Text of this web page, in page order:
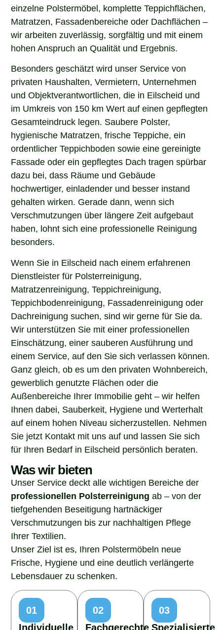
einzelne Polstermöbel, komplette Teppichflächen,
Matratzen, Fassadenbereiche oder Dachflächen –
wir arbeiten zuverlässig, sorgfältig und mit einem
hohen Anspruch an Qualität und Ergebnis.
Besonders geschätzt wird unser Service von
privaten Haushalten, Vermietern, Unternehmen
und Objektverantwortlichen, die in Eilscheid und
im Umkreis von 150 km Wert auf einen gepflegten
Gesamteindruck legen. Saubere Polster,
hygienische Matratzen, frische Teppiche, ein
ordentlicher Teppichboden sowie eine gereinigte
Fassade oder ein gepflegtes Dach tragen spürbar
dazu bei, dass Räume und Gebäude
hochwertiger, einladender und besser instand
gehalten wirken. Gerade dann, wenn sich
Verschmutzungen über längere Zeit aufgebaut
haben, lohnt sich eine professionelle Reinigung
besonders.
Wenn Sie in Eilscheid nach einem erfahrenen
Dienstleister für Polsterreinigung,
Matratzenreinigung, Teppichreinigung,
Teppichbodenreinigung, Fassadenreinigung oder
Dachreinigung suchen, sind wir gerne für Sie da.
Wir unterstützen Sie mit einer professionellen
Einschätzung, einer sauberen Ausführung und
einem Service, auf den Sie sich verlassen können.
Ganz gleich, ob es um den privaten Wohnbereich,
gewerblich genutzte Flächen oder die
Außenbereiche Ihrer Immobilie geht – wir helfen
Ihnen dabei, Sauberkeit, Hygiene und Werterhalt
auf einem hohen Niveau sicherzustellen. Nehmen
Sie jetzt Kontakt mit uns auf und lassen Sie sich
für Ihren Bedarf in Eilscheid persönlich beraten.
Was wir bieten
Unser Service deckt alle wichtigen Bereiche der
professionellen Polsterreinigung ab – von der
tiefgehenden Beseitigung hartnäckiger
Verschmutzungen bis zur nachhaltigen Pflege
Ihrer Textilien.
Unser Ziel ist es, Ihren Polstermöbeln neue
Frische, Hygiene und eine deutlich verlängerte
Lebensdauer zu schenken.
01
Individuelle
02
Fachgerechte
03
Spezialisierte